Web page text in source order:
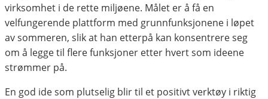
virksomhet i de rette miljøene. Målet er å få en
velfungerende plattform med grunnfunksjonene i løpet
av sommeren, slik at han etterpå kan konsentrere seg
om å legge til flere funksjoner etter hvert som ideene
strømmer på.
En god ide som plutselig blir til et positivt verktøy i riktig